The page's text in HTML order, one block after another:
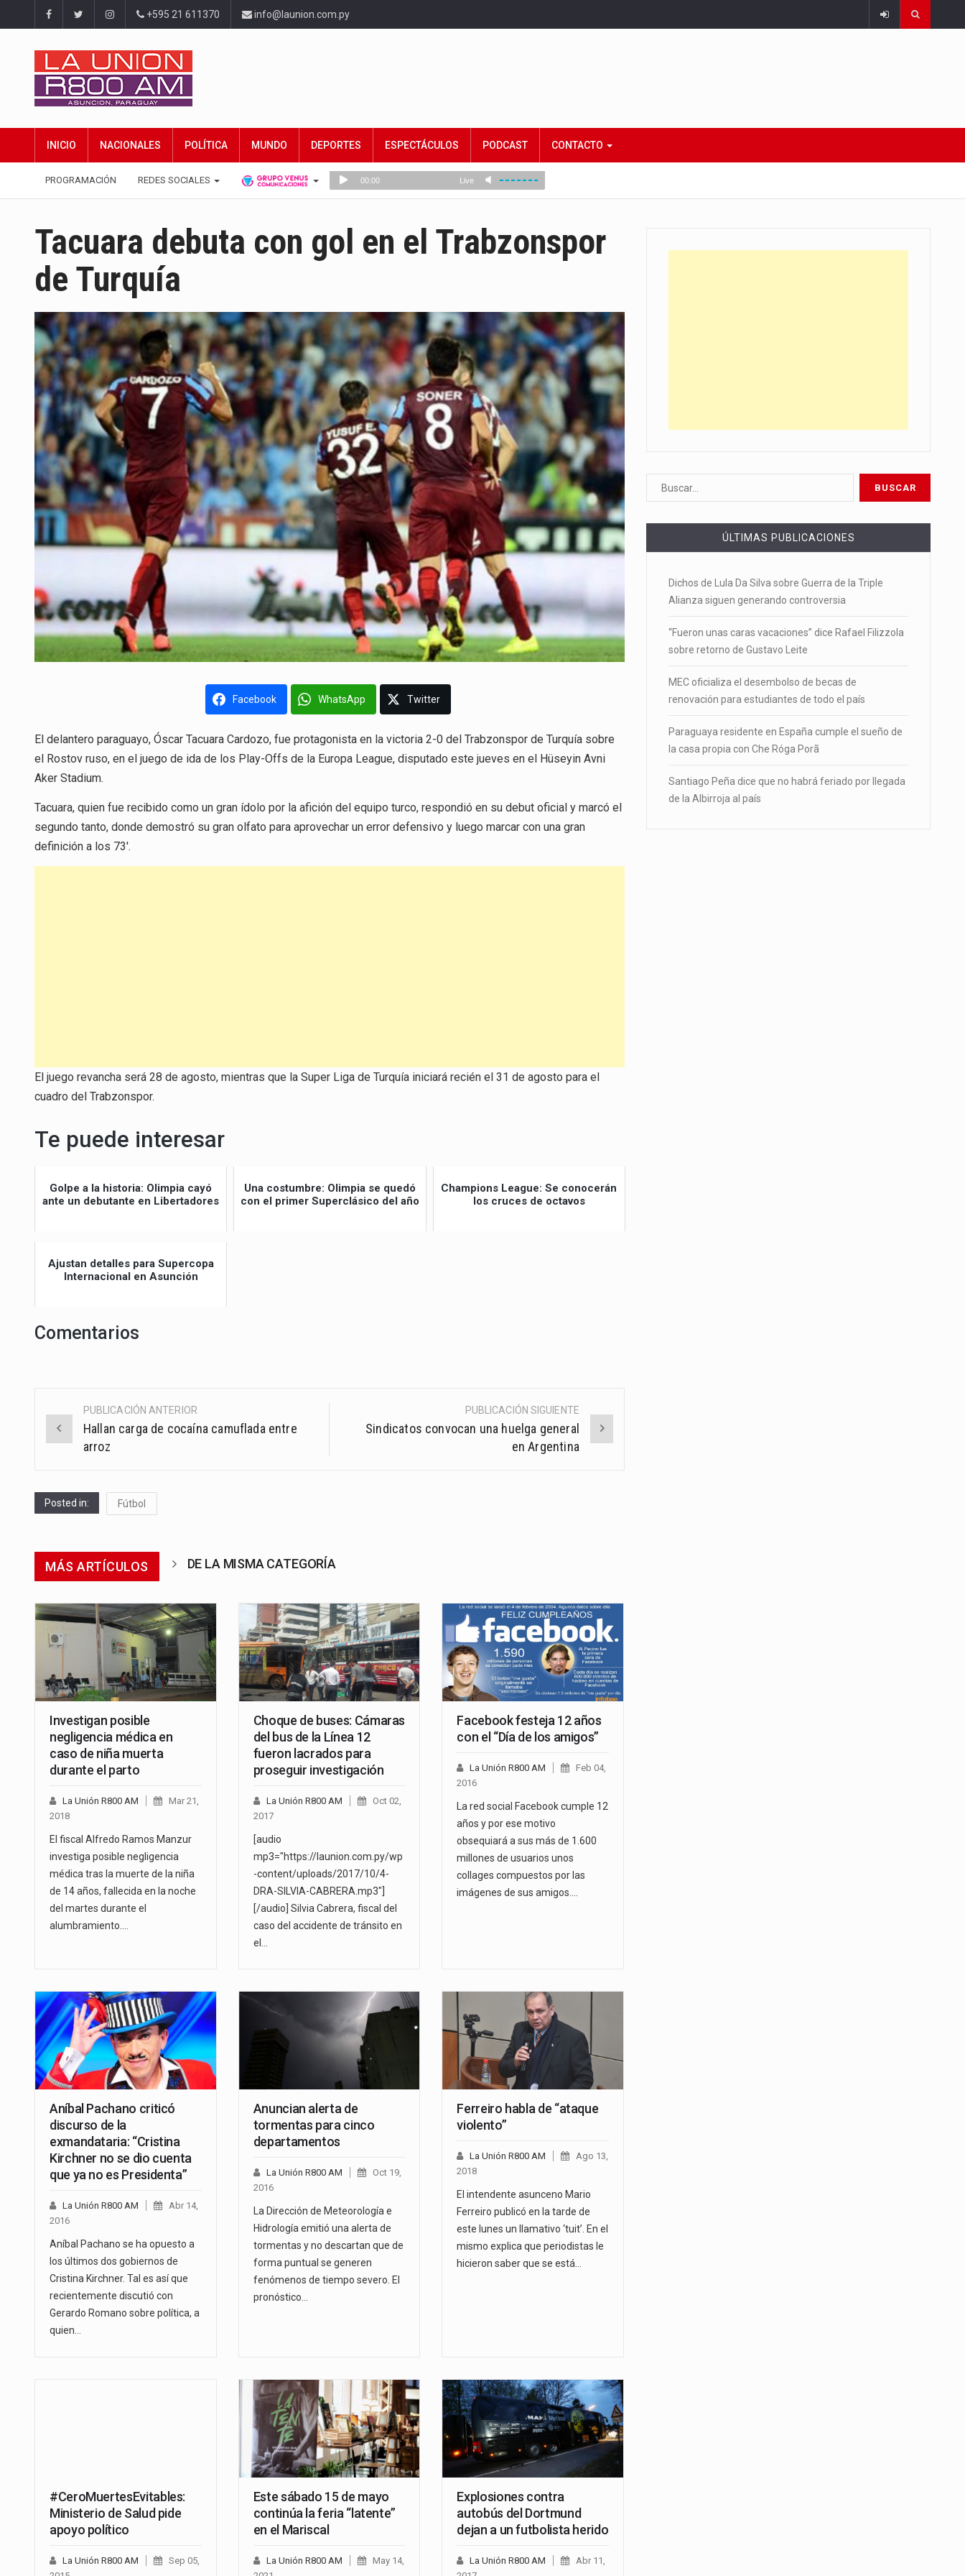
+595 21 611370 info@launion.com.py
INICIO NACIONALES POLÍTICA MUNDO DEPORTES ESPECTÁCULOS PODCAST CONTACTO
PROGRAMACIÓN REDES SOCIALES
Tacuara debuta con gol en el Trabzonspor
de Turquía
Facebook WhatsApp Twitter
El delantero paraguayo, Óscar Tacuara Cardozo, fue protagonista en la victoria 2-0 del Trabzonspor de Turquía sobre
el Rostov ruso, en el juego de ida de los Play-Offs de la Europa League, disputado este jueves en el Hüseyin Avni
Aker Stadium.
Tacuara, quien fue recibido como un gran ídolo por la afición del equipo turco, respondió en su debut oficial y marcó el
segundo tanto, donde demostró su gran olfato para aprovechar un error defensivo y luego marcar con una gran
definición a los 73′.
El juego revancha será 28 de agosto, mientras que la Super Liga de Turquía iniciará recién el 31 de agosto para el
cuadro del Trabzonspor.
Te puede interesar
Golpe a la historia: Olimpia cayó
ante un debutante en Libertadores
Una costumbre: Olimpia se quedó
con el primer Superclásico del año
Champions League: Se conocerán
los cruces de octavos
Ajustan detalles para Supercopa
Internacional en Asunción
Comentarios
Post
navigation
PUBLICACIÓN ANTERIOR
Hallan carga de cocaína camuflada entre
arroz
PUBLICACIÓN SIGUIENTE
Sindicatos convocan una huelga general
en Argentina
Posted in: Fútbol
MÁS ARTÍCULOS DE LA MISMA CATEGORÍA
Investigan posible
negligencia médica en
caso de niña muerta
durante el parto
La Unión R800 AM
Mar 21,
2018
El fiscal Alfredo Ramos Manzur
investiga posible negligencia
médica tras la muerte de la niña
de 14 años, fallecida en la noche
del martes durante el
alumbramiento.…
Choque de buses: Cámaras
del bus de la Línea 12
fueron lacrados para
proseguir investigación
La Unión R800 AM
Oct 02,
2017
[audio
mp3="https://launion.com.py/wp
-content/uploads/2017/10/4-
DRA-SILVIA-CABRERA.mp3"]
[/audio] Silvia Cabrera, fiscal del
caso del accidente de tránsito en
el…
Facebook festeja 12 años
con el “Día de los amigos”
La Unión R800 AM
Feb 04,
2016
La red social Facebook cumple 12
años y por ese motivo
obsequiará a sus más de 1.600
millones de usuarios unos
collages compuestos por las
imágenes de sus amigos.…
Aníbal Pachano criticó
discurso de la
exmandataria: “Cristina
Kirchner no se dio cuenta
que ya no es Presidenta”
La Unión R800 AM
Abr 14,
2016
Aníbal Pachano se ha opuesto a
los últimos dos gobiernos de
Cristina Kirchner. Tal es así que
recientemente discutió con
Gerardo Romano sobre política, a
quien…
Anuncian alerta de
tormentas para cinco
departamentos
La Unión R800 AM
Oct 19,
2016
La Dirección de Meteorología e
Hidrología emitió una alerta de
tormentas y no descartan que de
forma puntual se generen
fenómenos de tiempo severo. El
pronóstico…
Ferreiro habla de “ataque
violento”
La Unión R800 AM
Ago 13,
2018
El intendente asunceno Mario
Ferreiro publicó en la tarde de
este lunes un llamativo ‘tuit’. En el
mismo explica que periodistas le
hicieron saber que se está…
#CeroMuertesEvitables:
Ministerio de Salud pide
apoyo político
La Unión R800 AM
Sep 05,
Este sábado 15 de mayo
continúa la feria “latente”
en el Mariscal
La Unión R800 AM
May 14,
Explosiones contra
autobús del Dortmund
dejan a un futbolista herido
La Unión R800 AM
Abr 11,
ÚLTIMAS PUBLICACIONES
Dichos de Lula Da Silva sobre Guerra de la Triple
Alianza siguen generando controversia
“Fueron unas caras vacaciones” dice Rafael Filizzola
sobre retorno de Gustavo Leite
MEC oficializa el desembolso de becas de
renovación para estudiantes de todo el país
Paraguaya residente en España cumple el sueño de
la casa propia con Che Róga Porã
Santiago Peña dice que no habrá feriado por llegada
de la Albirroja al país